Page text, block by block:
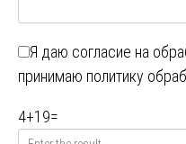
Я даю согласие на
принимаю политику
4+19=